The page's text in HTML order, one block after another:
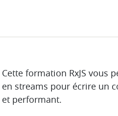
DESCRIPTION
Cette formation RxJS vous
en streams pour écrire un
et performant.